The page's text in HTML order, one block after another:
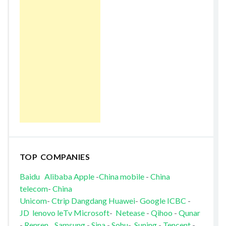
TOP COMPANIES
Baidu Alibaba Apple-China mobile- China
telecom- China
Unicom- Ctrip Dangdang Huawei- Google ICBC -
JD lenovo leTv Microsoft- Netease- Qihoo - Qunar